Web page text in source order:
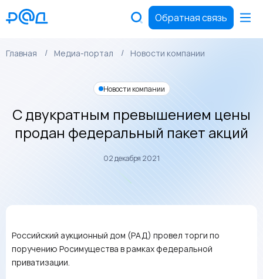
Обратная связь
Главная Медиа-портал Новости компании
Новости компании
С двукратным превышением цены
продан федеральный пакет акций
02 декабря 2021
Российский аукционный дом (РАД) провел торги по
поручению Росимущества в рамках федеральной
приватизации.